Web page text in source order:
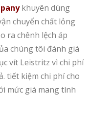
khuyên dùng
chuyển chất lỏng
ra chênh lệch áp
chúng tôi đánh giá
vít Leistritz vì chi phí
tiết kiệm chi phí cho
mức giá mang tính